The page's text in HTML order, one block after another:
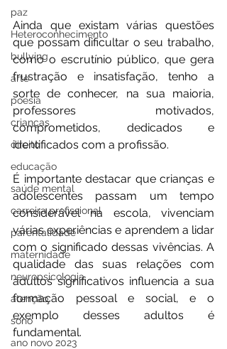
paz
Heteroconhecimento
bullying
arte
poesia
crianças
direito
educação
saúde mental
carreira profissional
parentalidade
maternidade
neuropsicologia
atenção
sono
ano novo 2023
Ainda que existam várias questões
que possam dificultar o seu trabalho,
como o escrutínio público, que gera
frustração e insatisfação, tenho a
sorte de conhecer, na sua maioria,
professores motivados,
comprometidos, dedicados e
identificados com a profissão.
É importante destacar que crianças e
adolescentes passam um tempo
considerável na escola, vivenciam
várias experiências e aprendem a lidar
com o significado dessas vivências. A
qualidade das suas relações com
adultos significativos influencia a sua
formação pessoal e social, e o
exemplo desses adultos é
fundamental.